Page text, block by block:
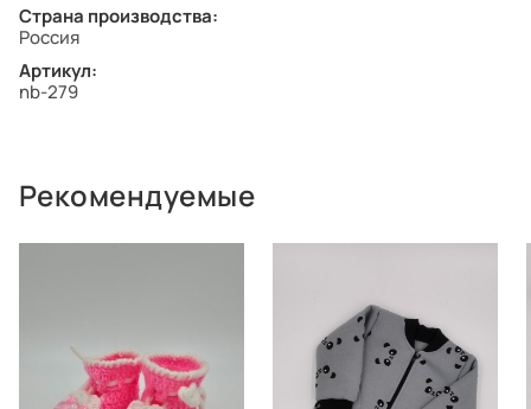
Страна производства:
Россия
Артикул:
nb-279
Рекомендуемые